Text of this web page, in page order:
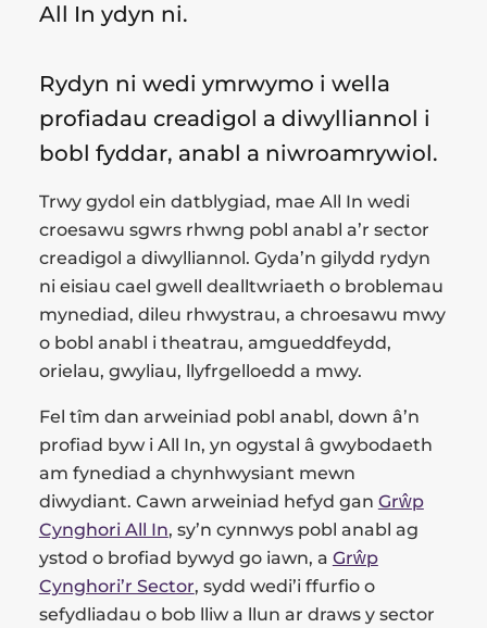
All In ydyn ni.
Rydyn ni wedi ymrwymo i wella
profiadau creadigol a diwylliannol i
bobl fyddar, anabl a niwroamrywiol.
Trwy gydol ein datblygiad, mae All In wedi
croesawu sgwrs rhwng pobl anabl a’r sector
creadigol a diwylliannol. Gyda’n gilydd rydyn
ni eisiau cael gwell dealltwriaeth o broblemau
mynediad, dileu rhwystrau, a chroesawu mwy
o bobl anabl i theatrau, amgueddfeydd,
orielau, gwyliau, llyfrgelloedd a mwy.
Fel tîm dan arweiniad pobl anabl, down â’n
profiad byw i All In, yn ogystal â gwybodaeth
am fynediad a chynhwysiant mewn
diwydiant. Cawn arweiniad hefyd gan Grŵp
Cynghori All In, sy’n cynnwys pobl anabl ag
ystod o brofiad bywyd go iawn, a Grŵp
Cynghori’r Sector, sydd wedi’i ffurfio o
sefydliadau o bob lliw a llun ar draws y sector